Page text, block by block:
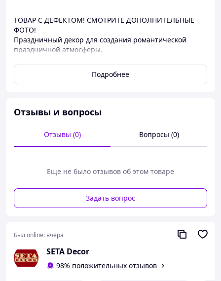
ТОВАР С ДЕФЕКТОМ! СМОТРИТЕ ДОПОЛНИТЕЛЬНЫЕ
ФОТО!
Праздничный декор для создания романтической
праздничной атмосферы.
Длина - 300 см, высота - 16 см.
Подробнее
Отзывы и вопросы
Отзывы (0) Вопросы (0)
Еще не было отзывов об этом товаре
Задать вопрос
Был online: вчера
SETA Decor
98% положительных отзывов